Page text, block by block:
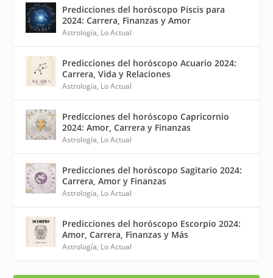
Predicciones del horóscopo Piscis para
2024: Carrera, Finanzas y Amor
Astrología, Lo Actual
Predicciones del horóscopo Acuario 2024:
Carrera, Vida y Relaciones
Astrología, Lo Actual
Predicciones del horóscopo Capricornio
2024: Amor, Carrera y Finanzas
Astrología, Lo Actual
Predicciones del horóscopo Sagitario 2024:
Carrera, Amor y Finanzas
Astrología, Lo Actual
Predicciones del horóscopo Escorpio 2024:
Amor, Carrera, Finanzas y Más
Astrología, Lo Actual